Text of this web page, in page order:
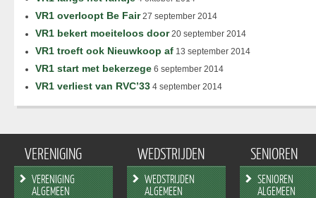
VR1 overloopt Be Fair27 september 2014
VR1 bekert moeiteloos door20 september 2014
VR1 troeft ook Nieuwkoop af 13 september 2014
VR1 start met bekerzege 6 september 2014
VR1 verliest van RVC’33 4 september 2014
VERENIGING
VERENIGING
ALGEMEEN
WEDSTRIJDEN
WEDSTRIJDEN
ALGEMEEN
SENIOREN
SENIOREN
ALGEMEEN